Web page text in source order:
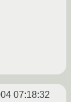
07:18:32